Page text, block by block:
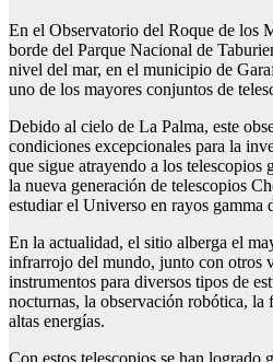
En el Observatorio del Roque de los
borde del Parque Nacional de
nivel del mar, en el municipio de
uno de los mayores conjuntos de
Debido al cielo de La Palma, este
condiciones excepcionales para la
que sigue atrayendo a los telescopios
la nueva generación de telescopios
estudiar el Universo en rayos gamma
En la actualidad, el sitio alberga el
infrarrojo del mundo, junto con otros
instrumentos para diversos tipos de
nocturnas, la observación robótica, la
altas energías.
Con estos telescopios se han logrado